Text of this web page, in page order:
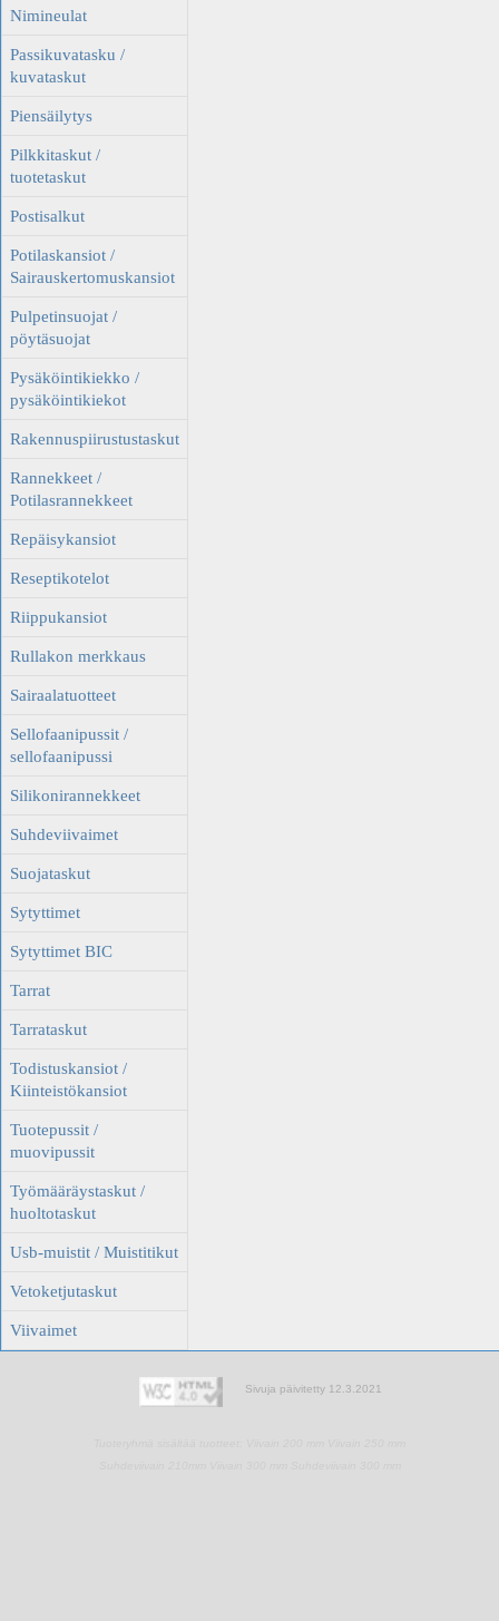
Nimineulat
Passikuvatasku /
kuvataskut
Piensäilytys
Pilkkitaskut /
tuotetaskut
Postisalkut
Potilaskansiot /
Sairauskertomuskansiot
Pulpetinsuojat /
pöytäsuojat
Pysäköintikiekko /
pysäköintikiekot
Rakennuspiirustustaskut
Rannekkeet /
Potilasrannekkeet
Repäisykansiot
Reseptikotelot
Riippukansiot
Rullakon merkkaus
Sairaalatuotteet
Sellofaanipussit /
sellofaanipussi
Silikonirannekkeet
Suhdeviivaimet
Suojataskut
Sytyttimet
Sytyttimet BIC
Tarrat
Tarrataskut
Todistuskansiot /
Kiinteistökansiot
Tuotepussit /
muovipussit
Työmääräystaskut /
huoltotaskut
Usb-muistit / Muistitikut
Vetoketjutaskut
Viivaimet
Sivuja päivitetty 12.3.2021